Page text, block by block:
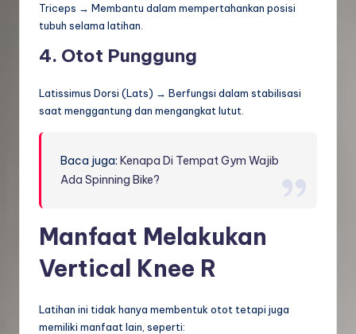
Triceps → Membantu dalam mempertahankan posisi
tubuh selama latihan.
4. Otot Punggung
Latissimus Dorsi (Lats) → Berfungsi dalam stabilisasi
saat menggantung dan mengangkat lutut.
Baca juga:Kenapa Di Tempat Gym Wajib
Ada Spinning Bike?
Manfaat Melakukan
Vertical Knee R
Latihan ini tidak hanya membentuk otot tetapi juga
memiliki manfaat lain, seperti: